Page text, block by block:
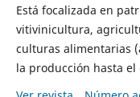
Está focalizada en
vitivinicultura,
culturas alimentarias
la producción hasta el